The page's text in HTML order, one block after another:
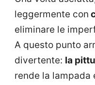
leggermente con
eliminare le
A questo punto
divertente: la
rende la lampada